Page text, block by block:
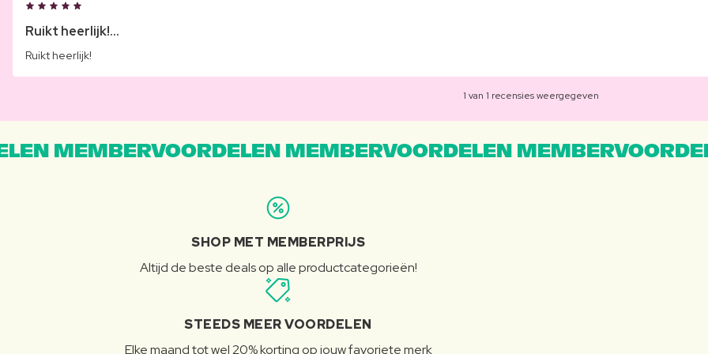
Ruikt heerlijk!...
Ruikt heerlijk!
1 van 1 recensies weergegeven
MEMBERVOORDELEN MEMBERVOORDELEN
SHOP MET MEMBERPRIJS
Altijd de beste deals op alle productcategorieën!
STEEDS MEER VOORDELEN
Elke maand tot wel 20% korting op jouw favoriete merk